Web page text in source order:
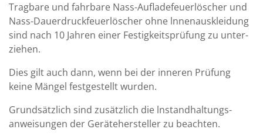
Tragbare und fahrbare Nass-Auflade­feuer­löscher und
Nass-Dauer­druck­feuer­löscher ohne lnnen­aus­klei­dung
sind nach 10 Jahren einer Festig­keits­prüfung zu unter­
ziehen.
Dies gilt auch dann, wenn bei der inneren Prüfung
keine Mängel fest­ge­stellt wurden.
Grund­sätz­lich sind zusätz­lich die lnstand­hal­tungs­
anwei­sungen der Geräte­her­steller zu beachten.